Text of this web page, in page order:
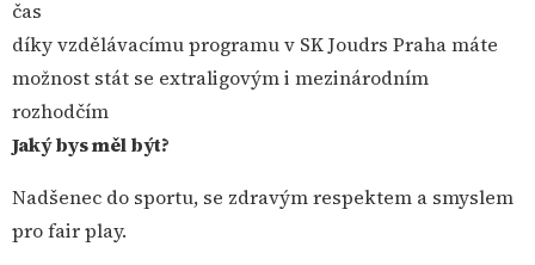
čas
díky vzdělávacímu programu v SK Joudrs Praha máte
možnost stát se extraligovým i mezinárodním
rozhodčím
Jaký bys měl být?
Nadšenec do sportu, se zdravým respektem a smyslem
pro fair play.